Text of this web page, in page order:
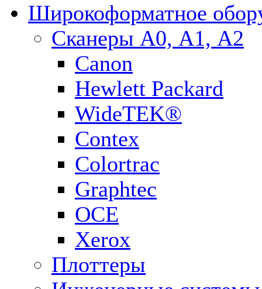
Широкоформатное
Сканеры А0, А1, А2
Canon
Hewlett Packard
WideTEK®
Contex
Colortrac
Graphtec
OCE
Xerox
Плоттеры